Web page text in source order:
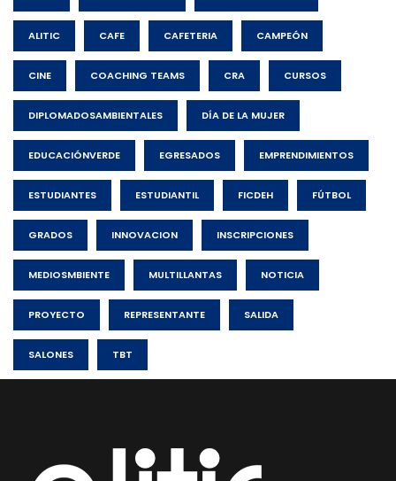
ALITIC CAFE CAFETERIA CAMPEÓN
CINE COACHING TEAMS CRA CURSOS
DIPLOMADOSAMBIENTALES DÍA DE LA MUJER
EDUCACIÓNVERDE EGRESADOS EMPRENDIMIENTOS
ESTUDIANTES ESTUDIANTIL FICDEH FÚTBOL
GRADOS INNOVACION INSCRIPCIONES
MEDIOSMBIENTE MULTILLANTAS NOTICIA
PROYECTO REPRESENTANTE SALIDA
SALONES TBT